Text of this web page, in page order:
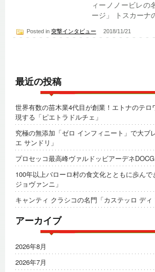
ィーノノービレの
ージ」 トスカーナ
Posted in 突撃インタビュー 2018/11/21
最近の投稿
世界有数の苗木業4代目が創業！エトナのテロ
現する「ピエトラドルチェ」
究極の無添加「ゼロ インフィニート」で大ブ
エ サンドリ」
プロセッコ最高峰ヴァルドッビアーデネDOCG
100年以上バローロ村の食文化とともに歩んで
ジョヴァンニ」
キャンティ クラシコの名門「カステッロ ディ
アーカイブ
2026年8月
2026年7月